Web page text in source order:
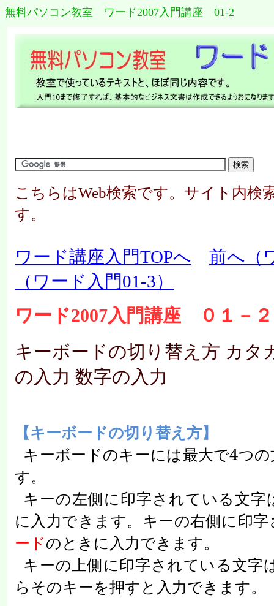
無料パソコン教室 ワード2007入門講座 01-2
こちらはWeb検索です。サイト内検
す。
ワード講座入門TOPへ
前へ（
（ワード入門01-3）
ワード2007入門講座 ０１－２
キーボードの切り替え方 カタ
の入力 数字の入力
【キーボードの切り替え方】
キーボードのキーには最大で4つ
す。
キーの左側に印字されている文字
に入力できます。キーの右側に印
ードのときに入力できます。
キーの上側に印字されている文字
らそのキーを押すと入力できます。